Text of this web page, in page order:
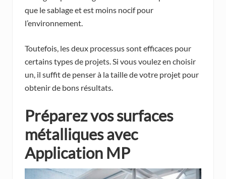
que le sablage et est moins nocif pour
l’environnement.
Toutefois, les deux processus sont efficaces pour
certains types de projets. Si vous voulez en choisir
un, il suffit de penser à la taille de votre projet pour
obtenir de bons résultats.
Préparez vos surfaces
métalliques avec
Application MP